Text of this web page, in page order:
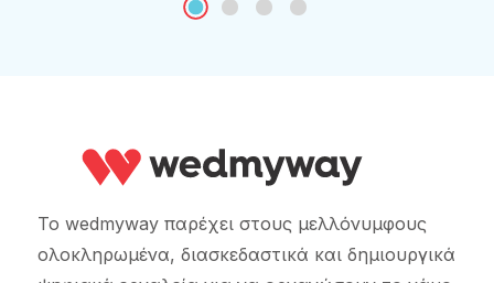
Το wedmyway παρέχει στους μελλόνυμφους
ολοκληρωμένα, διασκεδαστικά και δημιουργικά